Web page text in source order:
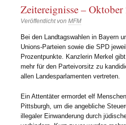
Zeitereignisse – Oktober
Veröffentlicht vonMFM
Bei den Landtagswahlen in Bayern
Unions-Parteien sowie die SPD
Prozentpunkte. Kanzlerin Merkel
mehr für den Parteivorsitz zu
allen Landesparlamenten vertreten.
Ein Attentäter ermordet elf
Pittsburgh, um die angebliche
illegaler Einwanderung durch